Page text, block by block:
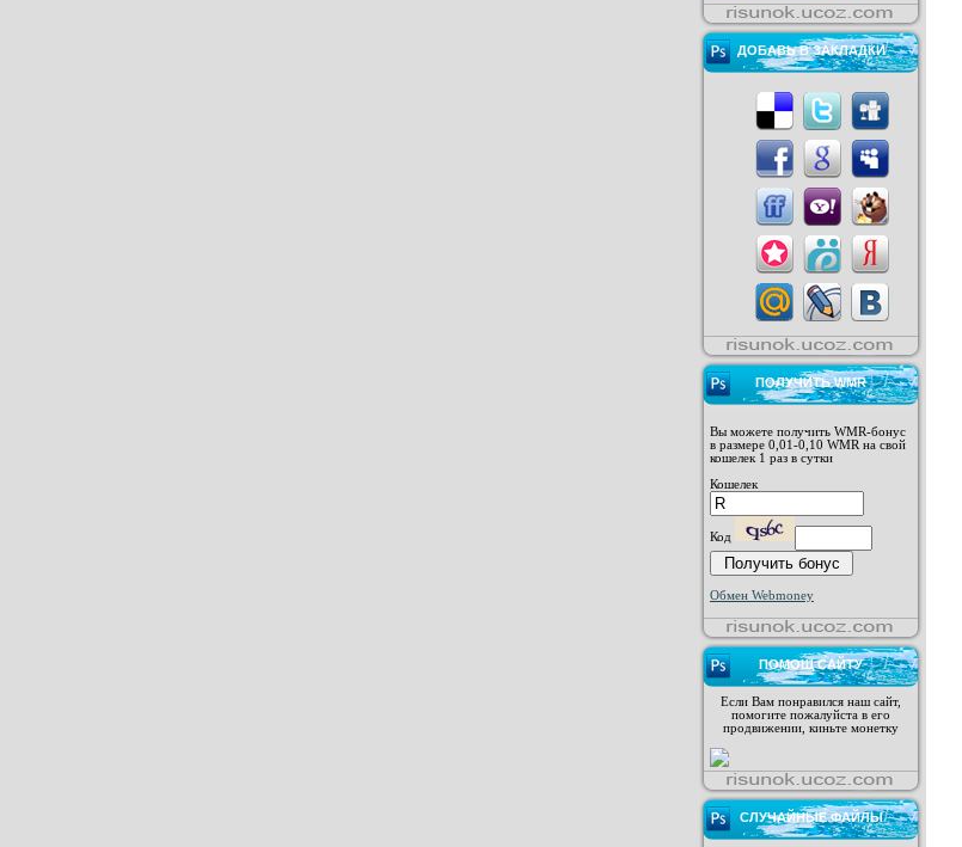
ДОБАВЬ В ЗАКЛАДКИ
ПОЛУЧИТЬ WMR
Вы можете получить WMR-бонус
в размере 0,01-0,10 WMR на свой
кошелек 1 раз в сутки
Кошелек
Код
Обмен Webmoney
ПОМОЩ САЙТУ
Если Вам понравился наш сайт,
помогите пожалуйста в его
продвижении, киньте монетку
СЛУЧАЙНЫЕ ФАЙЛЫ